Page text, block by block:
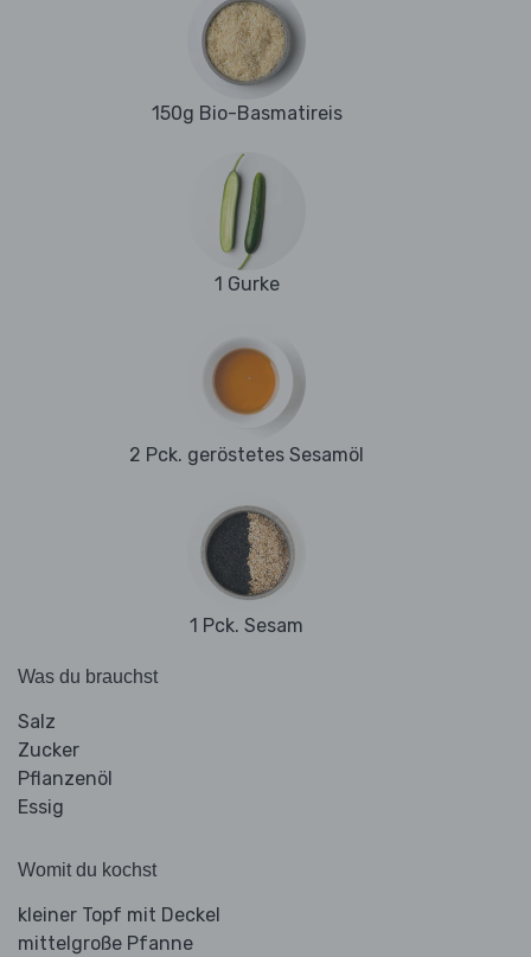
150g Bio-Basmatireis
1 Gurke
2 Pck. geröstetes Sesamöl
1 Pck. Sesam
Was du brauchst
Salz
Zucker
Pflanzenöl
Essig
Womit du kochst
kleiner Topf mit Deckel
mittelgroße Pfanne